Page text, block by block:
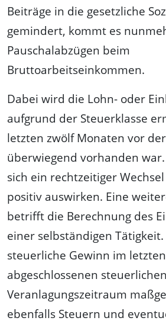
Beiträge in die gesetzliche
gemindert, kommt es
Pauschalabzügen beim
Bruttoarbeitseinkommen.
Dabei wird die Lohn- oder
aufgrund der Steuerklasse
letzten zwölf Monaten vor
überwiegend vorhanden
sich ein rechtzeitiger
positiv auswirken. Eine
betrifft die Berechnung des
einer selbständigen
steuerliche Gewinn im letzten
abgeschlossenen steuerlichen
Veranlagungszeitraum
ebenfalls Steuern und